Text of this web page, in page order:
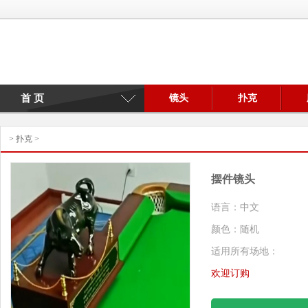
镜头 扑克
首 页
> 扑克 >
摆件镜头
语言：中文
颜色：随机
适用所有场地：
欢迎订购